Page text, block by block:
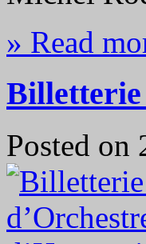
» Read
Billetterie
Posted